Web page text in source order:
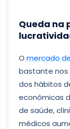
Queda na
O mercado
bastante nos
dos hábitos
econômicas
de saúde,
médicos